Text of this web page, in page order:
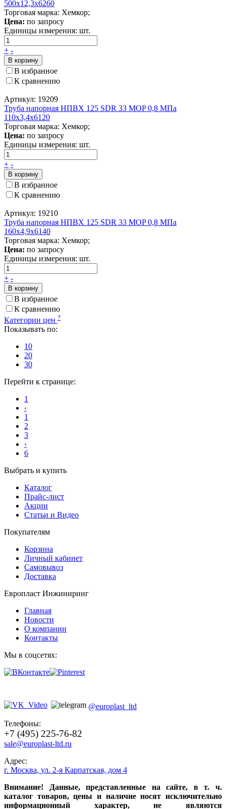
500x12,3x6260
Торговая марка: Хемкор;
Цена: по запросу
Единицы измерения: шт.
+ -
В корзину
В избранное
К сравнению
Артикул: 19209
Труба напорная НПВХ 125 SDR 33 MOP 0,8 МПа
110x3,4x6120
Торговая марка: Хемкор;
Цена: по запросу
Единицы измерения: шт.
+ -
В корзину
В избранное
К сравнению
Артикул: 19210
Труба напорная НПВХ 125 SDR 33 MOP 0,8 МПа
160x4,9x6140
Торговая марка: Хемкор;
Цена: по запросу
Единицы измерения: шт.
+ -
В корзину
В избранное
К сравнению
Категории цен ?
Показывать по:
10
20
30
Перейти к странице:
1
‹
1
2
3
›
6
Выбрать и купить
Каталог
Прайс-лист
Акции
Статьи и Видео
Покупателям
Корзина
Личный кабинет
Самовывоз
Доставка
Европласт Инжиниринг
Главная
Новости
О компании
Контакты
Мы в соцсетях:
@europlast_ltd
Телефоны:
+7 (495) 225-76-82
sale@europlast-ltd.ru
Адрес:
г. Москва, ул. 2-я Карпатская, дом 4
Внимание! Данные, представленные на сайте, в т. ч.
каталог товаров, цены и наличие носят исключительно
информационный характер, не являются